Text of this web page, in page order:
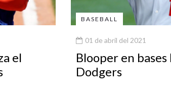
el
BASEBALL
01 de abril del 2021
Blooper en bases
Dodgers